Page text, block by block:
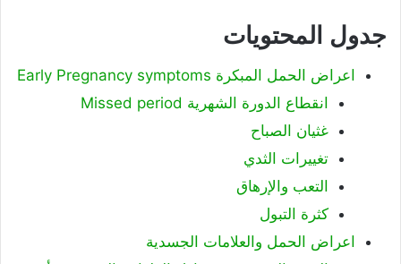
جدول المحتويات
اعراض الحمل المبكرة Early Pregnancy symptoms
انقطاع الدورة الشهرية Missed period
غثيان الصباح
تغييرات الثدي
التعب والإرهاق
كثرة التبول
اعراض الحمل والعلامات الجسدية